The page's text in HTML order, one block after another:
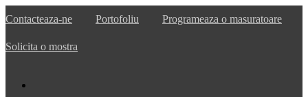
Contacteaza-ne Portofoliu Programeaza o masuratoare
Solicita o mostra